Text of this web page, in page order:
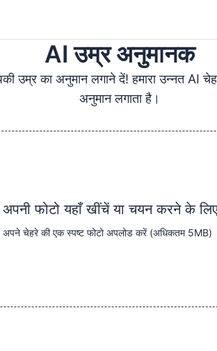
AI उम्र अनुमानक
उम्र का अनुमान लगाने दें! हमारा उन्नत AI
अनुमान लगाता है।
अपनी फोटो यहाँ खींचें या चयन करने के
अपने चेहरे की एक स्पष्ट फोटो अपलोड करें (अधिकतम 5MB)